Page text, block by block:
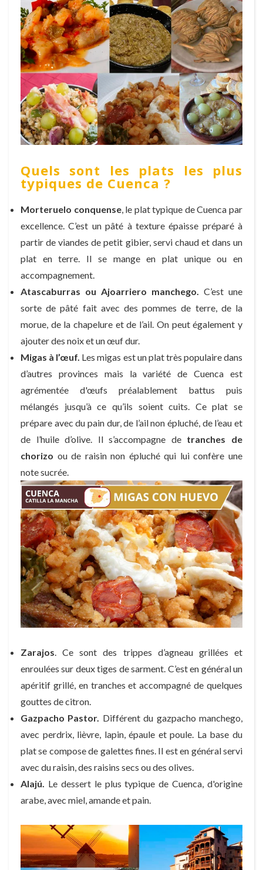
Quels sont les plats les plus
typiques de Cuenca ?
Morteruelo conquense, le plat typique de Cuenca par
excellence. C’est un pâté à texture épaisse préparé à
partir de viandes de petit gibier, servi chaud et dans un
plat en terre. Il se mange en plat unique ou en
accompagnement.
Atascaburras ou Ajoarriero manchego. C’est une
sorte de pâté fait avec des pommes de terre, de la
morue, de la chapelure et de l’ail. On peut également y
ajouter des noix et un œuf dur.
Migas à l’œuf. Les migas est un plat très populaire dans
d’autres provinces mais la variété de Cuenca est
agrémentée d'œufs préalablement battus puis
mélangés jusqu’à ce qu’ils soient cuits. Ce plat se
prépare avec du pain dur, de l’ail non épluché, de l’eau et
de l’huile d’olive. Il s’accompagne de tranches de
chorizo ou de raisin non épluché qui lui confère une
note sucrée.
Zarajos. Ce sont des trippes d’agneau grillées et
enroulées sur deux tiges de sarment. C’est en général un
apéritif grillé, en tranches et accompagné de quelques
gouttes de citron.
Gazpacho Pastor. Différent du gazpacho manchego,
avec perdrix, lièvre, lapin, épaule et poule. La base du
plat se compose de galettes fines. Il est en général servi
avec du raisin, des raisins secs ou des olives.
Alajú. Le dessert le plus typique de Cuenca, d'origine
arabe, avec miel, amande et pain.